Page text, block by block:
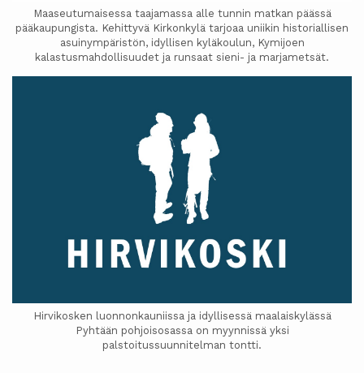
Maaseutumaisessa taajamassa alle tunnin matkan päässä
pääkaupungista. Kehittyvä Kirkonkylä tarjoaa uniikin historiallisen
asuinympäristön, idyllisen kyläkoulun, Kymijoen
kalastusmahdollisuudet ja runsaat sieni- ja marjametsät.
Hirvikosken luonnonkauniissa ja idyllisessä maalaiskylässä
Pyhtään pohjoisosassa on myynnissä yksi
palstoitussuunnitelman tontti.